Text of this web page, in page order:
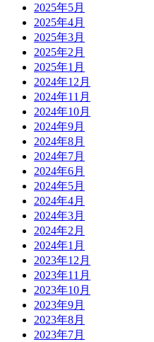
2025年5月
2025年4月
2025年3月
2025年2月
2025年1月
2024年12月
2024年11月
2024年10月
2024年9月
2024年8月
2024年7月
2024年6月
2024年5月
2024年4月
2024年3月
2024年2月
2024年1月
2023年12月
2023年11月
2023年10月
2023年9月
2023年8月
2023年7月